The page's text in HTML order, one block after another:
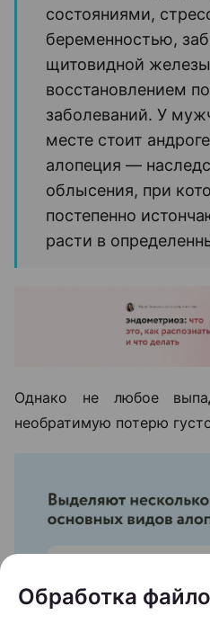
состояниями,
беременностью,
щитовидной
восстановлением
заболеваний. У
месте стоит
алопеция —
облысения, при
постепенно
расти в
Однако не любое
необратимую потерю
Обработка